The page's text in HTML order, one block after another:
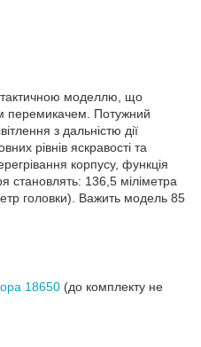
тактичною моделлю, що
перемикачем. Потужний
з дальністю дії
рівнів яскравості та
корпусу, функція
становлять: 136,5 міліметра
головки). Важить модель 85
18650 (до комплекту не